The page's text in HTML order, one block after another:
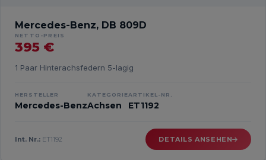
Mercedes-Benz, DB 809D
NETTO-PREIS
395 €
1 Paar Hinterachsfedern 5-lagig
HERSTELLER
Mercedes-Benz
KATEGORIE
Achsen
ARTIKEL-NR.
ET1192
Int. Nr.: ET1192 DETAILS ANSEHEN